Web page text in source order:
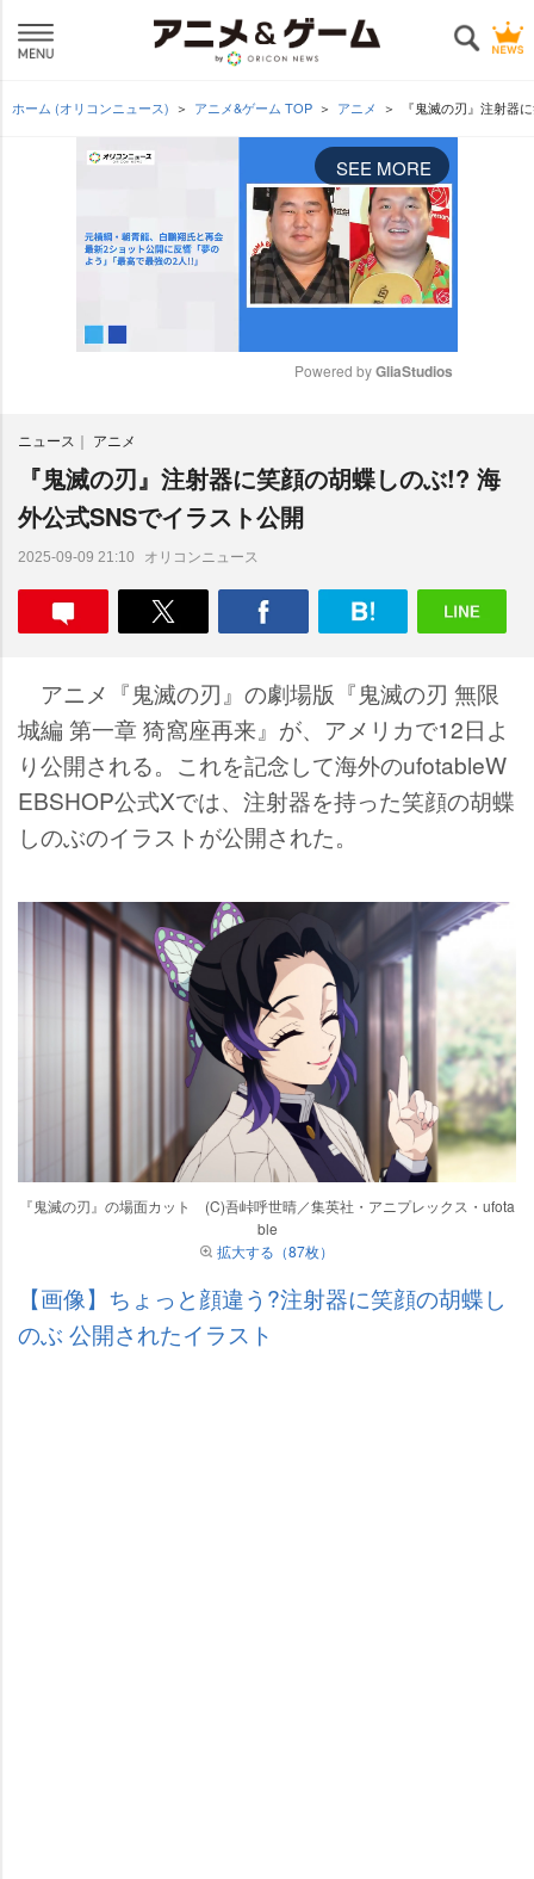
ホーム (オリコンニュース) アニメ&ゲーム TOP アニメ 『鬼滅の刃』注射器
SEE MORE
e
Powered by GliaStudios
ニュース アニメ
『鬼滅の刃』注射器に笑顔の胡蝶しのぶ!? 海
外公式SNSでイラスト公開
2025-09-09 21:10 オリコンニュース
アニメ『鬼滅の刃』の劇場版『鬼滅の刃 無限
城編 第一章 猗窩座再来』が、アメリカで12日よ
り公開される。これを記念して海外のufotableW
EBSHOP公式Xでは、注射器を持った笑顔の胡蝶
しのぶのイラストが公開された。
『鬼滅の刃』の場面カット (C)吾峠呼世晴／集英社・アニプレックス・ufota
ble
拡大する（87枚）
【画像】ちょっと顔違う?注射器に笑顔の胡蝶し
のぶ 公開されたイラスト